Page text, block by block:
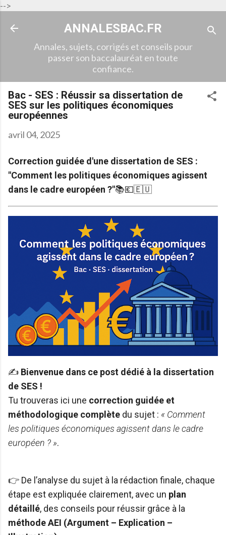
-->
Accéder au contenu principal
ANNALESBAC.FR
Annales, sujets, corrigés et conseils pour
passer son baccalauréat en toute
confiance.
Bac - SES : Réussir sa dissertation de
SES sur les politiques économiques
européennes
avril 04, 2025
Correction guidée d'une dissertation de SES :
"Comment les politiques économiques agissent
dans le cadre européen ?"📚💶🇪🇺
✍️ Bienvenue dans ce post dédié à la dissertation
de SES !
Tu trouveras ici une correction guidée et
méthodologique complète du sujet : « Comment
les politiques économiques agissent dans le cadre
européen ? ».
👉 De l’analyse du sujet à la rédaction finale, chaque
étape est expliquée clairement, avec un plan
détaillé, des conseils pour réussir grâce à la
méthode AEI (Argument – Explication –